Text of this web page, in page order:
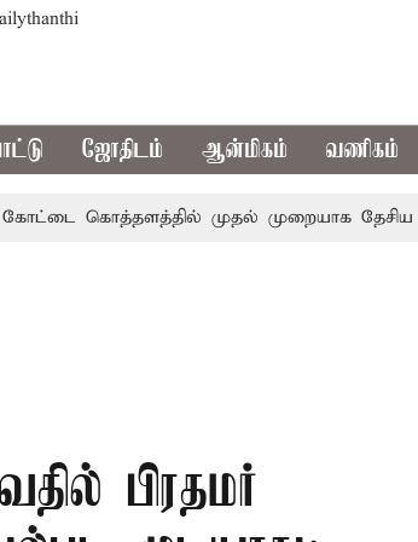
ஜோதிடம் ஆன்மிகம் வணிகம்
கொத்தளத்தில் முதல் முறையாக தேசிய
பிரதமர்